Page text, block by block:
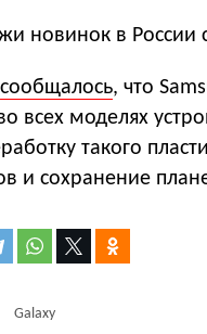
новинок в России
сообщалось, что
всех моделях
такого
и сохранение
Galaxy